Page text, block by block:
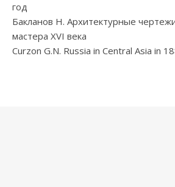
год
Бакланов Н. Архитектурные
мастера XVI века
Curzon G.N. Russia in Central Asia in